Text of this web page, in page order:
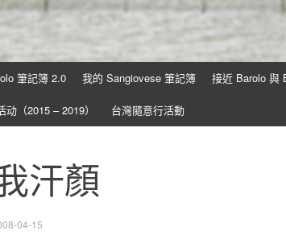
筆記簿 2.0 我的 Sangiovese 筆記簿 接近 Barolo 與
（2015 – 2019） 台灣隨意行活動
汗顏
04-15